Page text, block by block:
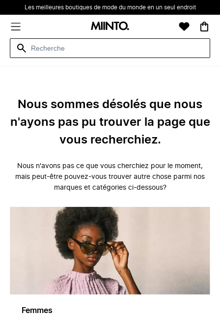
Les meilleures boutiques de mode du monde en un seul endroit
Nous sommes désolés que nous
n'ayons pas pu trouver la page que
vous recherchiez.
Nous n'avons pas ce que vous cherchiez pour le moment,
mais peut-être pouvez-vous trouver autre chose parmi nos
marques et catégories ci-dessous?
Femmes